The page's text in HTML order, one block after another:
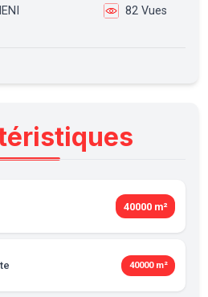
82 Vues
40000 m²
40000 m²